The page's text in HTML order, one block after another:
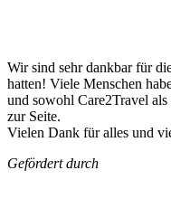
Wir sind sehr dankbar für
hatten! Viele Menschen
und sowohl Care2Travel
zur Seite.
Vielen Dank für alles und
Gefördert durch